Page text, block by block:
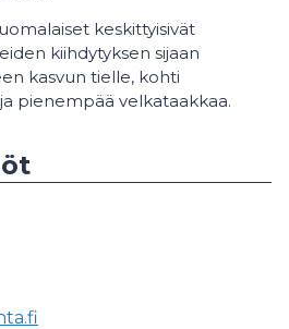
keskittyisivät
kiihdytyksen sijaan
kasvun tielle, kohti
pienempää velkataakkaa.